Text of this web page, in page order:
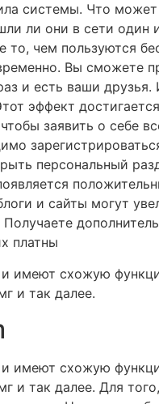
системы. Что
ли они в сети
то, чем пользуются
Вы
и есть ваши
эффект
заявить о себе
персональный
и сайты могут
платны
имеют схожую
и так далее.
имеют схожую
и так далее. Для